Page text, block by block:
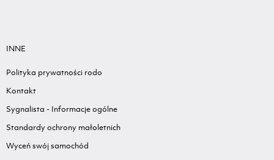
INNE
Polityka prywatności rodo
Kontakt
Sygnalista - Informacje ogólne
Standardy ochrony małoletnich
Wyceń swój samochód